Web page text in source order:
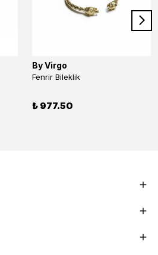
By Virgo
Fenrir Bileklik
₺ 977.50